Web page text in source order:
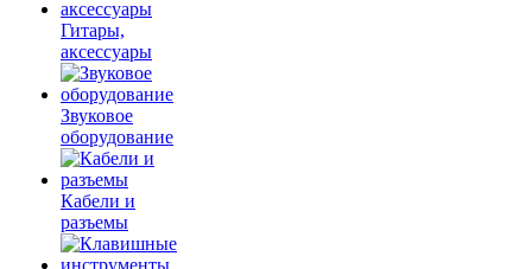
Гитары,
аксессуары
Звуковое
оборудование
Кабели и
разъемы